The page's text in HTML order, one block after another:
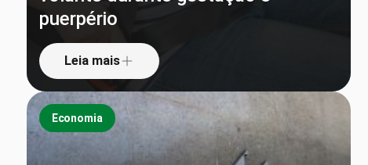
puerpério
Leia mais
Economia